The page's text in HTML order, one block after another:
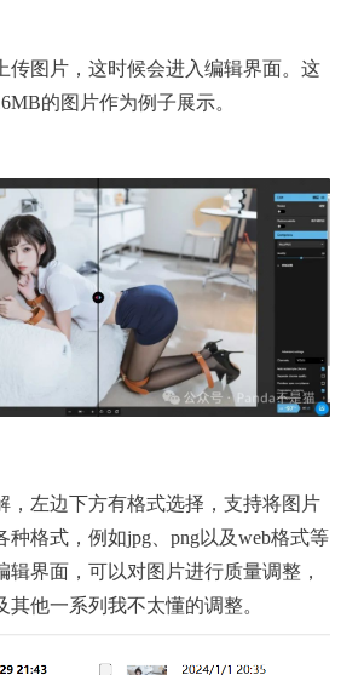
传图片，这时候会进入编辑界面。这
的图片作为例子展示。
，左边下方有格式选择，支持将图片
种格式，例如jpg、png以及web格式等
辑界面，可以对图片进行质量调整，
其他一系列我不太懂的调整。